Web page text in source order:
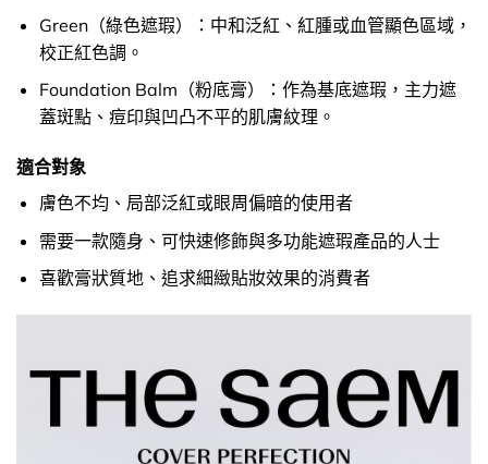
Green（綠色遮瑕）：中和泛紅、紅腫或血管顯色區域，
校正紅色調。
Foundation Balm（粉底膏）：作為基底遮瑕，主力遮
蓋斑點、痘印與凹凸不平的肌膚紋理。
適合對象
膚色不均、局部泛紅或眼周偏暗的使用者
需要一款隨身、可快速修飾與多功能遮瑕產品的人士
喜歡膏狀質地、追求細緻貼妝效果的消費者